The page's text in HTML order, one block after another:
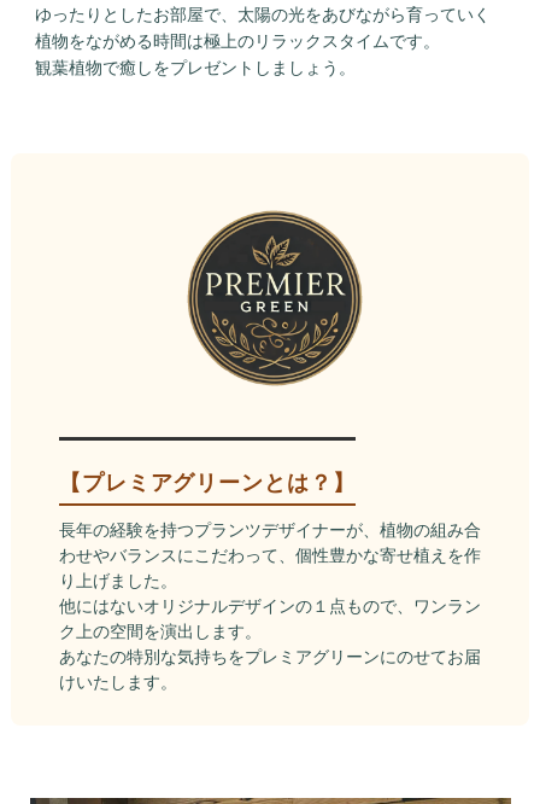
ゆったりとしたお部屋で、太陽の光をあびながら育っていく
植物をながめる時間は極上のリラックスタイムです。
観葉植物で癒しをプレゼントしましょう。
【プレミアグリーンとは？】
長年の経験を持つプランツデザイナーが、植物の組み合
わせやバランスにこだわって、個性豊かな寄せ植えを作
り上げました。
他にはないオリジナルデザインの１点もので、ワンラン
ク上の空間を演出します。
あなたの特別な気持ちをプレミアグリーンにのせてお届
けいたします。